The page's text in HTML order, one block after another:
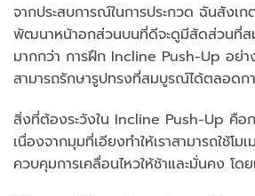
จากประสบการณ์ในการประกวด ฉันสังเ
พัฒนาหน้าอกส่วนบนที่ดีจะดูมีสัดส่วนที่ส
มากกว่า การฝึก Incline Push-Up อย่า
สามารถรักษารูปทรงที่สมบูรณ์ได้ตลอดก
สิ่งที่ต้องระวังใน Incline Push-Up คือก
เนื่องจากมุมที่เอียงทำให้เราสามารถใช้โ
ควบคุมการเคลื่อนไหวให้ช้าและมั่นคง โด